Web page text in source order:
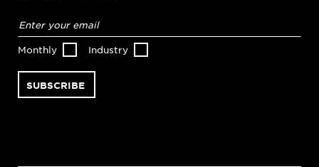
address*
Monthly Industry